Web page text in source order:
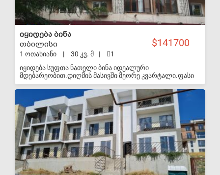
141700
იყიდება ბინა
თბილისი
1 ოთახიანი | 30 კვ. მ |
1
იყიდება სუფთა ნათელი ბინა იდეალური
მდებარეობით.დიღმის მასივში მეორე კვარტალი.ფასი
50000$.ექვივალენტი ლარში